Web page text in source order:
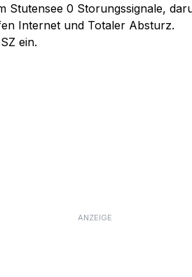
Stutensee 0 Storungssignale,
Internet und Totaler Absturz.
ein.
ANZEIGE